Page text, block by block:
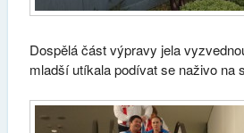
Dospělá část výpravy jela
mladší utíkala podívat se naživo na